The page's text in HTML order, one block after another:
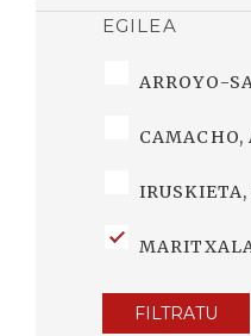
EGILEA
ARROYO-
CAMACHO,
FILTRATU